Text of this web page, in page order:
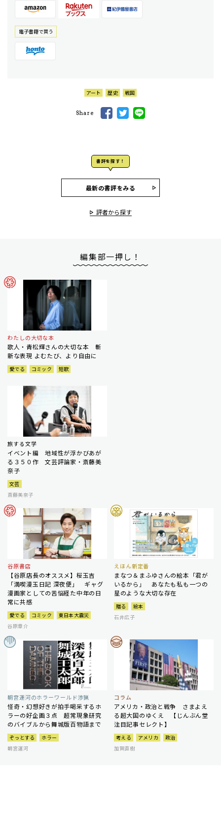
電⼦書籍で買う
アート 歴史 戦国
Share
書評を探す！
最新の書評をみる
評者から探す
編集部一押し！
わたしの大切な本
歌人・青松輝さんの大切な本 斬
新な表現 よむたび、より自由に
愛でる コミック 短歌
旅する文学
イベント編 地域性が浮かびあが
る３５０作 文芸評論家・斎藤美
奈子
文芸
斎藤美奈子
谷原書店
【谷原店長のオススメ】桜玉吉
「満喫漫玉日記 深夜便」 ギャグ
漫画家としての苦悩経た中年の日
常に共感
愛でる コミック
東日本大震災
谷原章介
えほん新定番
まなつ＆まふゆさんの絵本「君が
いるから」 あなたも私も一つの
星のような大切な存在
贈る
絵本
石井広子
朝宮運河のホラーワールド渉猟
怪奇・幻想好きが拍手喝采するホ
ラーの好企画３点 超常現象研究
のバイブルから舞城版百物語まで
ぞっとする
ホラー
朝宮運河
コラム
アメリカ・政治と戦争 さまよえ
る超大国のゆくえ 【じんぶん堂
注目記事セレクト】
考える アメリカ
政治
加賀直樹